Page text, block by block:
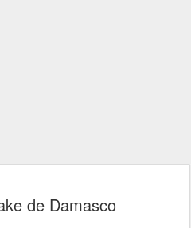
de Damasco